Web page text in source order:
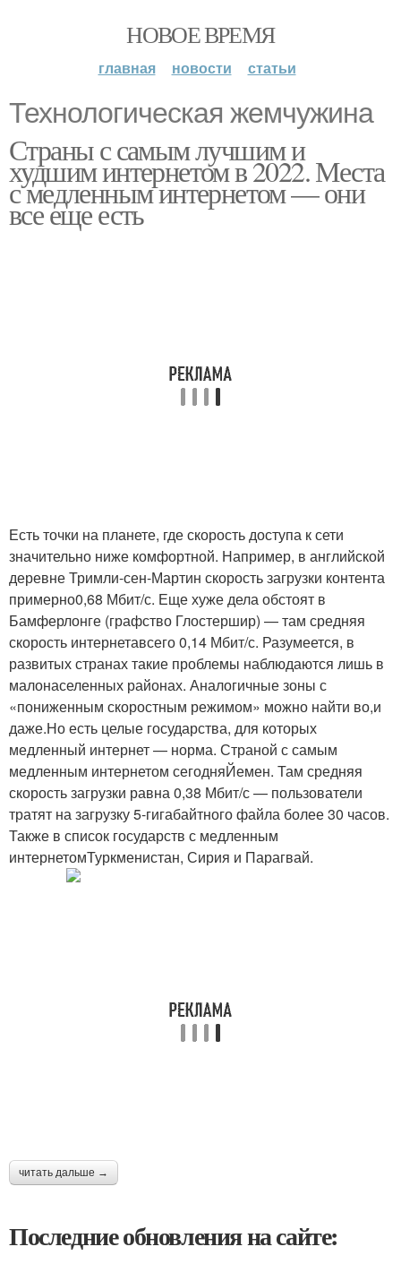
НОВОЕ ВРЕМЯ
главная новости статьи
Технологическая жемчужина
Страны с самым лучшим и
худшим интернетом в 2022. Места
с медленным интернетом — они
все еще есть
Есть точки на планете, где скорость доступа к сети
значительно ниже комфортной. Например, в английской
деревне Тримли-сен-Мартин скорость загрузки контента
примерно0,68 Мбит/с. Еще хуже дела обстоят в
Бамферлонге (графство Глостершир) — там средняя
скорость интернетавсего 0,14 Мбит/с. Разумеется, в
развитых странах такие проблемы наблюдаются лишь в
малонаселенных районах. Аналогичные зоны с
«пониженным скоростным режимом» можно найти во,и
даже.Но есть целые государства, для которых
медленный интернет — норма. Страной с самым
медленным интернетом сегодняЙемен. Там средняя
скорость загрузки равна 0,38 Мбит/с — пользователи
тратят на загрузку 5-гигабайтного файла более 30 часов.
Также в список государств с медленным
интернетомТуркменистан, Сирия и Парагвай.
читать дальше →
Последние обновления на сайте: